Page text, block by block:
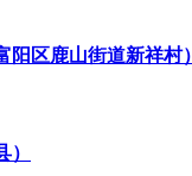
区鹿山街道新祥村）